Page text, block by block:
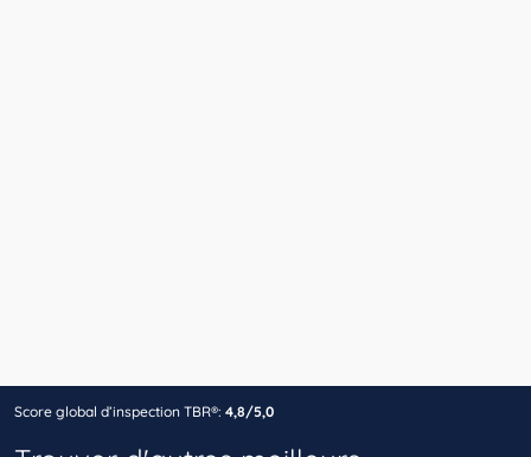
Score global d’inspection TBR®: 4,8/5,0